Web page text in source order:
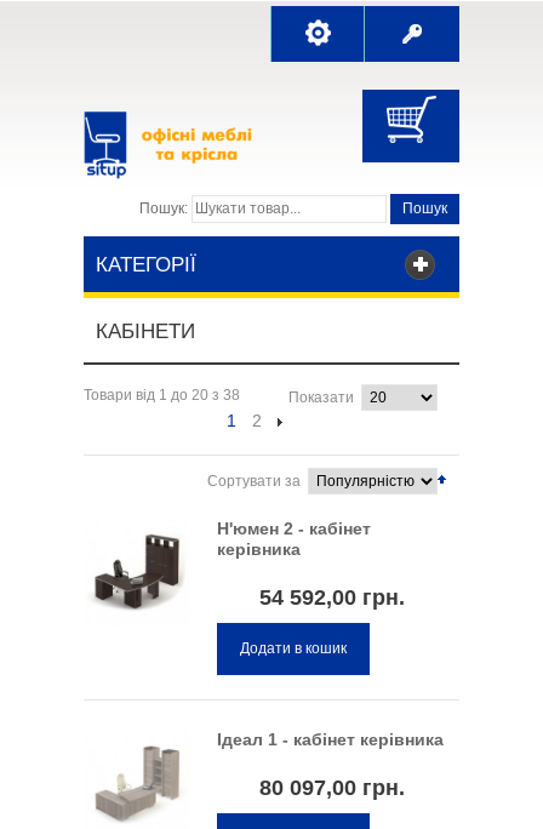
Пошук: Пошук
КАТЕГОРІЇ
КАБІНЕТИ
Товари від 1 до 20 з 38 Показати
1 2
Сортувати за
Н'юмен 2 - кабінет
керівника
54 592,00 грн.
Додати в кошик
Ідеал 1 - кабінет керівника
80 097,00 грн.